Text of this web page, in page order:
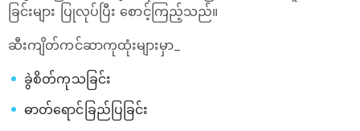
ခြင်းများ ပြုလုပ်ပြီး စောင့်ကြည့်သည်။
ဆီးကျိတ်ကင်ဆာကုထုံးများမှာ_
ခွဲစိတ်ကုသခြင်း
ဓာတ်ရောင်ခြည်ပြခြင်း